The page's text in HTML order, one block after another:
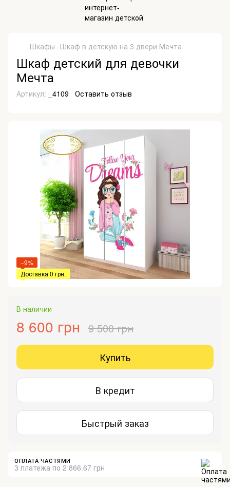
Шкафы Шкаф в детскую на 3 двери Мечта
Шкаф детский для девочки
Мечта
Артикул: _4109 Оставить отзыв
−9%
Доставка 0 грн.
В наличии
8 600 грн 9 500 грн
Купить
В кредит
Быстрый заказ
ОПЛАТА ЧАСТЯМИ
3 платежа по 2 866.67 грн